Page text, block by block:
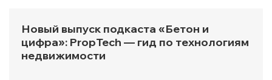
Новый выпуск подкаста «Бетон и
цифра»: PropTech — гид по технологиям
недвижимости